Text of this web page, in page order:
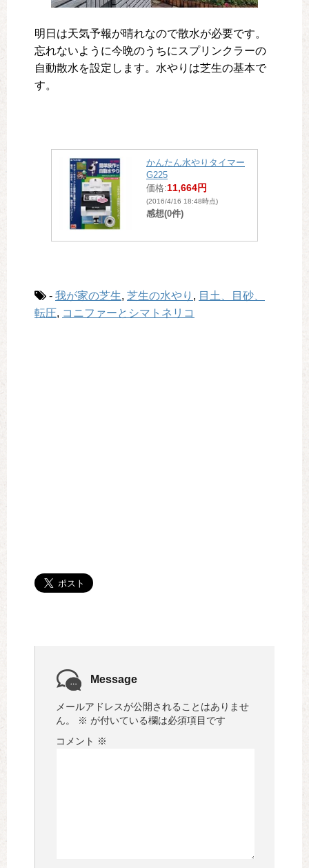
明日は天気予報が晴れなので散水が必要です。
忘れないように今晩のうちにスプリンクラーの
自動散水を設定します。水やりは芝生の基本で
す。
かんたん水やりタイマー
G225
価格:11,664円
(2016/4/16 18:48時点)
感想(0件)
- 我が家の芝生, 芝生の水やり , 目土、目砂、
転圧, コニファーとシマトネリコ
Message
メールアドレスが公開されることはありませ
ん。
※ が付いている欄は必須項目です
コメント ※